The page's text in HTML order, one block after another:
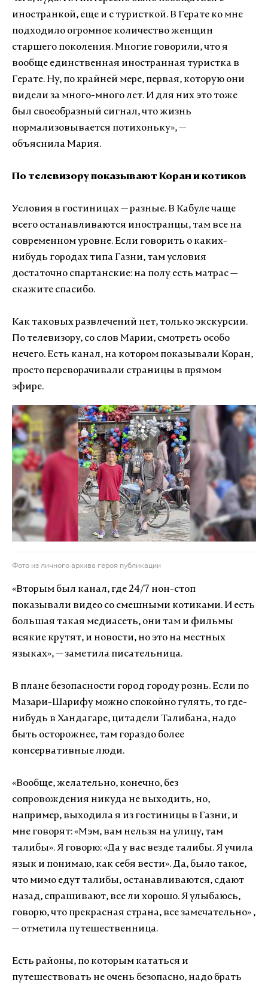
иностранкой, еще и с туристкой. В Герате ко мне
подходило огромное количество женщин
старшего поколения. Многие говорили, что я
вообще единственная иностранная туристка в
Герате. Ну, по крайней мере, первая, которую они
видели за много-много лет. И для них это тоже
был своеобразный сигнал, что жизнь
нормализовывается потихоньку», —
объяснила Мария.
По телевизору показывают Коран и котиков
Условия в гостиницах — разные. В Кабуле чаще
всего останавливаются иностранцы, там все на
современном уровне. Если говорить о каких-
нибудь городах типа Газни, там условия
достаточно спартанские: на полу есть матрас —
скажите спасибо.
Как таковых развлечений нет, только экскурсии.
По телевизору, со слов Марии, смотреть особо
нечего. Есть канал, на котором показывали Коран,
просто переворачивали страницы в прямом
эфире.
Фото из личного архива героя публикации
«Вторым был канал, где 24/7 нон-стоп
показывали видео со смешными котиками. И есть
большая такая медиасеть, они там и фильмы
всякие крутят, и новости, но это на местных
языках», — заметила писательница.
В плане безопасности город городу рознь. Если по
Мазари-Шарифу можно спокойно гулять, то где-
нибудь в Хандагаре, цитадели Талибана, надо
быть осторожнее, там гораздо более
консервативные люди.
«Вообще, желательно, конечно, без
сопровождения никуда не выходить, но,
например, выходила я из гостиницы в Газни, и
мне говорят:«Мэм, вам нельзя на улицу, там
талибы». Я говорю:«Да у вас везде талибы. Я учила
язык и понимаю, как себя вести». Да, было такое,
что мимо едут талибы, останавливаются, сдают
назад, спрашивают, все ли хорошо. Я улыбаюсь,
говорю, что прекрасная страна, все замечательно» ,
— отметила путешественница.
Есть районы, по которым кататься и
путешествовать не очень безопасно, надо брать